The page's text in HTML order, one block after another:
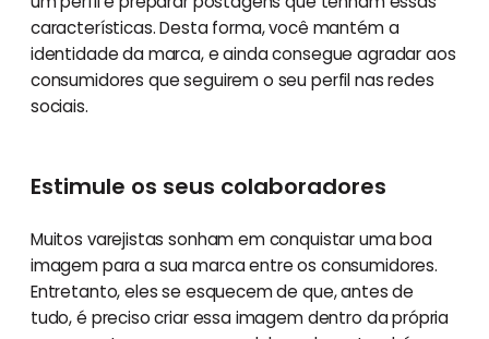
características. Desta forma, você mantém a
identidade da marca, e ainda consegue agradar aos
consumidores que seguirem o seu perfil nas redes
sociais.
Estimule os seus colaboradores
Muitos varejistas sonham em conquistar uma boa
imagem para a sua marca entre os consumidores.
Entretanto, eles se esquecem de que, antes de
tudo, é preciso criar essa imagem dentro da própria